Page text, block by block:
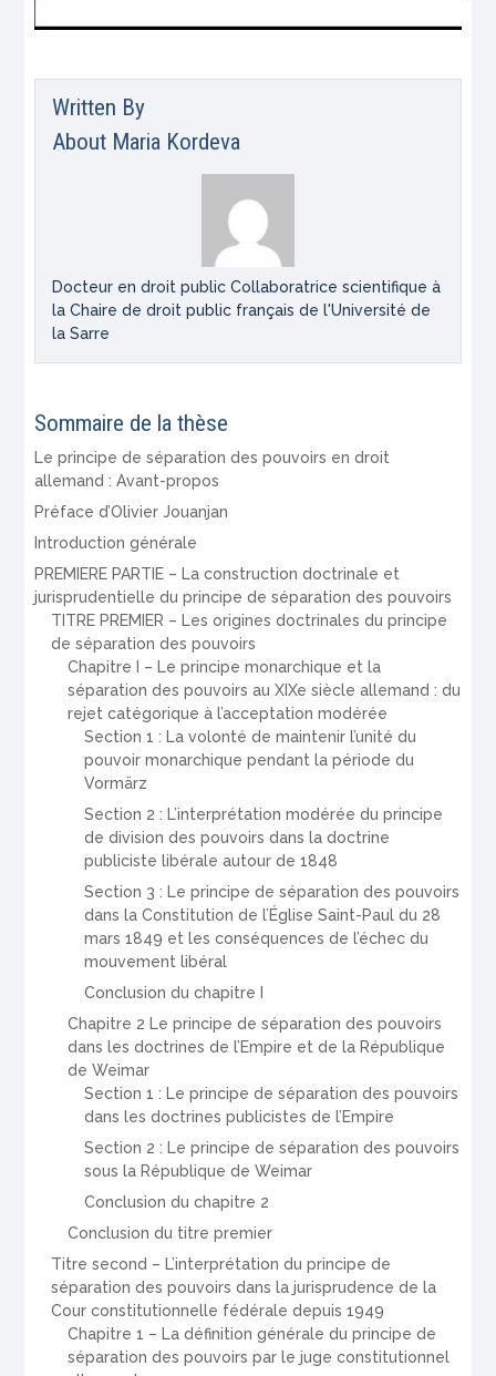
Written By
About Maria Kordeva
Docteur en droit public Collaboratrice scientifique à
la Chaire de droit public français de l'Université de
la Sarre
Sommaire de la thèse
Le principe de séparation des pouvoirs en droit
allemand : Avant-propos
Préface d’Olivier Jouanjan
Introduction générale
PREMIERE PARTIE – La construction doctrinale et
jurisprudentielle du principe de séparation des pouvoirs
TITRE PREMIER – Les origines doctrinales du principe
de séparation des pouvoirs
Chapitre I – Le principe monarchique et la
séparation des pouvoirs au XIXe siècle allemand : du
rejet catégorique à l’acceptation modérée
Section 1 : La volonté de maintenir l’unité du
pouvoir monarchique pendant la période du
Vormärz
Section 2 : L’interprétation modérée du principe
de division des pouvoirs dans la doctrine
publiciste libérale autour de 1848
Section 3 : Le principe de séparation des pouvoirs
dans la Constitution de l’Église Saint-Paul du 28
mars 1849 et les conséquences de l’échec du
mouvement libéral
Conclusion du chapitre I
Chapitre 2 Le principe de séparation des pouvoirs
dans les doctrines de l’Empire et de la République
de Weimar
Section 1 : Le principe de séparation des pouvoirs
dans les doctrines publicistes de l’Empire
Section 2 : Le principe de séparation des pouvoirs
sous la République de Weimar
Conclusion du chapitre 2
Conclusion du titre premier
Titre second – L’interprétation du principe de
séparation des pouvoirs dans la jurisprudence de la
Cour constitutionnelle fédérale depuis 1949
Chapitre 1 – La définition générale du principe de
séparation des pouvoirs par le juge constitutionnel